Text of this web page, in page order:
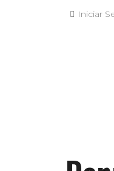
Iniciar